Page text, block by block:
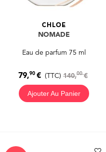
CHLOE
NOMADE
Eau de parfum 75 ml
79,90 € (TTC) 140,00€
Ajouter Au Panier